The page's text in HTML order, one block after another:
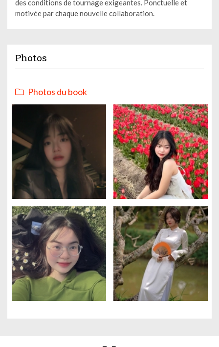
des conditions de tournage exigeantes. Ponctuelle et
motivée par chaque nouvelle collaboration.
Photos
Photos du book
Gestion des cookies
Nous utilisons des cookies qui facilitent l'utilisation du site,
améliorent la performance et la sécurité du site internet.
Faites-nous part de vos préférences de cookies pour chaque